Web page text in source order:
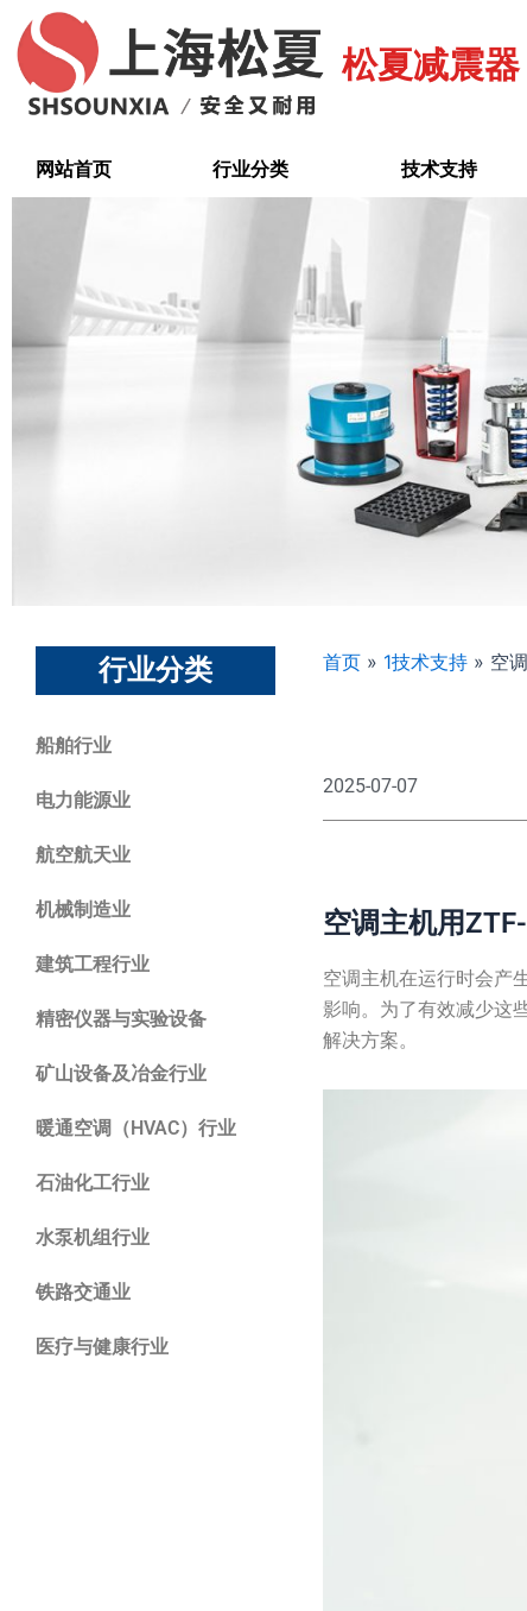
至
松夏减震
网站首页 行业分类 技术支持
行业分类
船舶行业
电力能源业
航空航天业
机械制造业
建筑工程行业
精密仪器与实验设备
矿山设备及冶金行业
暖通空调（HVAC）行业
石油化工行业
水泵机组行业
铁路交通业
医疗与健康行业
首页 » 1技术支持 » 空
2025-07-07
空调主机用
空调主机在运行时会产
影响。为了有效减少这
解决方案。